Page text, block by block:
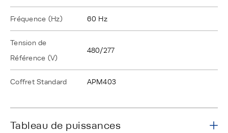
Fréquence (Hz) 60 Hz
Tension de
Référence (V)
480/277
Coffret Standard APM403
Tableau de puissances